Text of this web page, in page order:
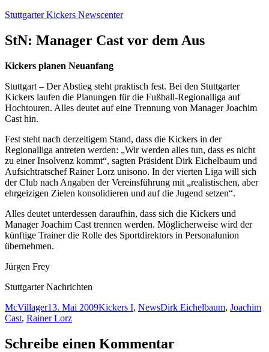
Zum
springen
Stuttgarter Kickers Newscenter
StN: Manager Cast vor dem Aus
Kickers planen Neuanfang
Stuttgart – Der Abstieg steht praktisch fest. Bei den Stuttgarter
Kickers laufen die Planungen für die Fußball-Regionalliga auf
Hochtouren. Alles deutet auf eine Trennung von Manager Joachim
Cast hin.
Fest steht nach derzeitigem Stand, dass die Kickers in der
Regionalliga antreten werden: „Wir werden alles tun, dass es nicht
zu einer Insolvenz kommt“, sagten Präsident Dirk Eichelbaum und
Aufsichtratschef Rainer Lorz unisono. In der vierten Liga will sich
der Club nach Angaben der Vereinsführung mit „realistischen, aber
ehrgeizigen Zielen konsolidieren und auf die Jugend setzen“.
Alles deutet unterdessen daraufhin, dass sich die Kickers und
Manager Joachim Cast trennen werden. Möglicherweise wird der
künftige Trainer die Rolle des Sportdirektors in Personalunion
übernehmen.
Jürgen Frey
Stuttgarter Nachrichten
Autor
McVillagerVeröffentlicht
am
13. Mai 2009Kategorien
Kickers I, NewsSchlagwörter
Dirk Eichelbaum, Joachim
Cast, Rainer Lorz
Schreibe einen Kommentar